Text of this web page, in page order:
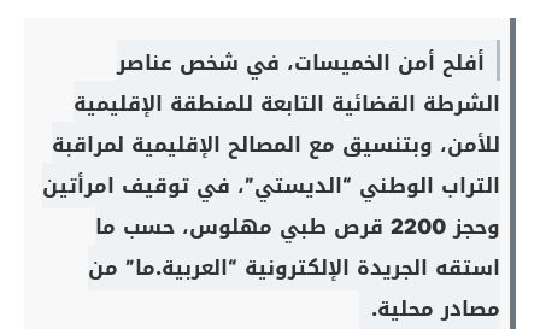
أفلح أمن الخميسات، في شخص عناصر
الشرطة القضائية التابعة للمنطقة الإقليمية
للأمن، وبتنسيق مع المصالح الإقليمية لمراقبة
التراب الوطني “الديستي”، في توقيف امرأتين
وحجز 2200 قرص طبي مهلوس، حسب ما
استقه الجريدة الإلكترونية “العربية.ما” من
مصادر محلية.